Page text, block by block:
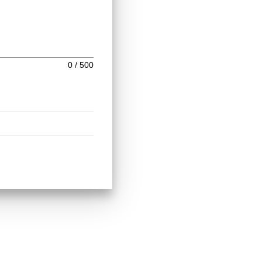
0 / 500